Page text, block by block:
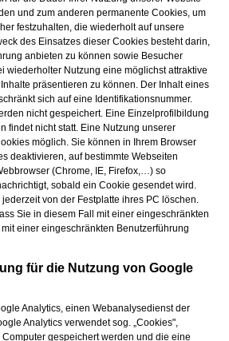
und zum anderen permanente Cookies, um
festzuhalten, die wiederholt auf unsere
des Einsatzes dieser Cookies besteht darin,
anbieten zu können sowie Besucher
wiederholter Nutzung eine möglichst attraktive
präsentieren zu können. Der Inhalt eines
sich auf eine Identifikationsnummer.
nicht gespeichert. Eine Einzelprofilbildung
findet nicht statt. Eine Nutzung unserer
möglich. Sie können in Ihrem Browser
deaktivieren, auf bestimmte Webseiten
(Chrome, IE, Firefox,…) so
sobald ein Cookie gesendet wird.
von der Festplatte ihres PC löschen.
Sie in diesem Fall mit einer eingeschränkten
einer eingeschränkten Benutzerführung
für die Nutzung von Google
Analytics, einen Webanalysedienst der
Analytics verwendet sog. „Cookies",
gespeichert werden und die eine